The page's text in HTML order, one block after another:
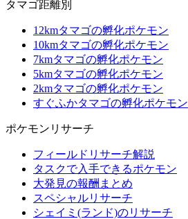
タマゴ距離別
12kmタマゴの孵化ポケモン
10kmタマゴの孵化ポケモン
7kmタマゴの孵化ポケモン
5kmタマゴの孵化ポケモン
2kmタマゴの孵化ポケモン
すぐふかタマゴの孵化ポケモン
ポケモンリサーチ
フィールドリサーチ解説
タスクで入手できるポケモン
大発見の報酬まとめ
スペシャルリサーチ
シェイミ(ランド)のリサーチ